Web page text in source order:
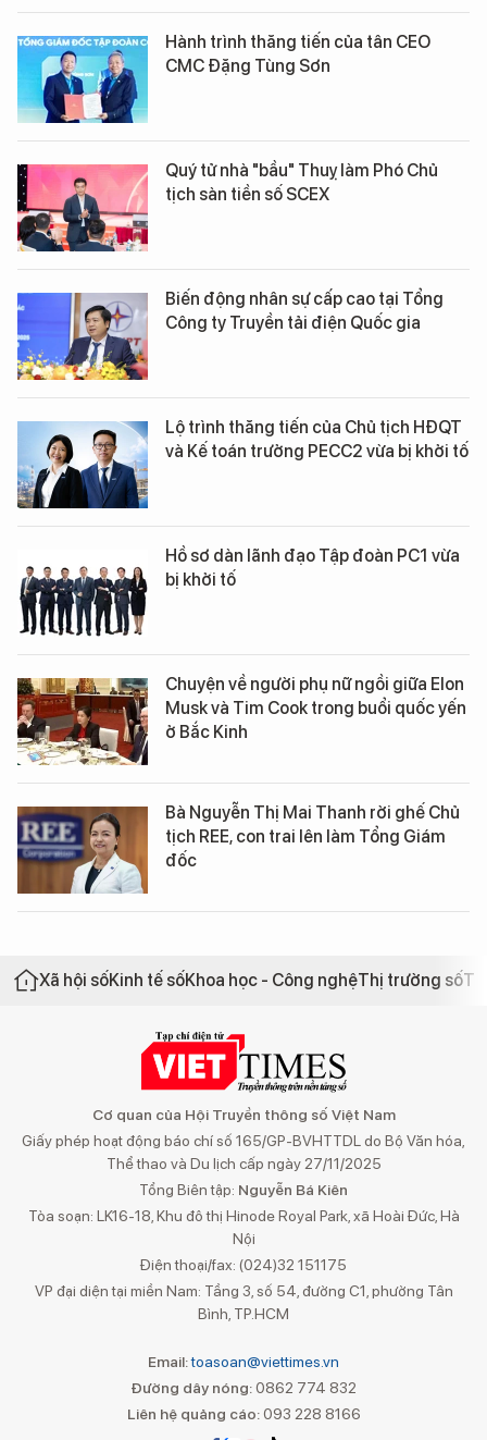
Hành trình thăng tiến của tân CEO
CMC Đặng Tùng Sơn
Quý tử nhà "bầu" Thuỵ làm Phó Chủ
tịch sàn tiền số SCEX
Biến động nhân sự cấp cao tại Tổng
Công ty Truyền tải điện Quốc gia
Lộ trình thăng tiến của Chủ tịch HĐQT
và Kế toán trưởng PECC2 vừa bị khởi tố
Hồ sơ dàn lãnh đạo Tập đoàn PC1 vừa
bị khởi tố
Chuyện về người phụ nữ ngồi giữa Elon
Musk và Tim Cook trong buổi quốc yến
ở Bắc Kinh
Bà Nguyễn Thị Mai Thanh rời ghế Chủ
tịch REE, con trai lên làm Tổng Giám
đốc
Xã hội sốKinh tế sốKhoa học - Công nghệThị trường số
Cơ quan của Hội Truyền thông số Việt Nam
Giấy phép hoạt động báo chí số 165/GP-BVHTTDL do Bộ Văn hóa,
Thể thao và Du lịch cấp ngày 27/11/2025
Tổng Biên tập: Nguyễn Bá Kiên
Tòa soạn: LK16-18, Khu đô thị Hinode Royal Park, xã Hoài Đức, Hà
Nội
Điện thoại/fax: (024)32 151175
VP đại diện tại miền Nam: Tầng 3, số 54, đường C1, phường Tân
Bình, TP.HCM
Email:toasoan@viettimes.vn
Đường dây nóng: 0862 774 832
Liên hệ quảng cáo:093 228 8166